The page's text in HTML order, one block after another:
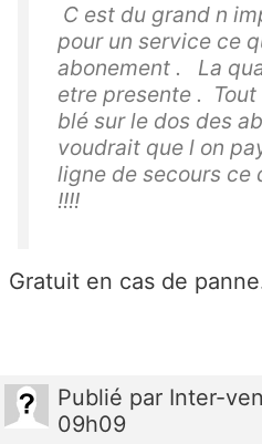
C est du grand n
pour un service ce
abonement . La
etre presente .
blé sur le dos des
voudrait que l on
ligne de secours
!!!!
Gratuit en cas de
Publié par Inter-
09h09